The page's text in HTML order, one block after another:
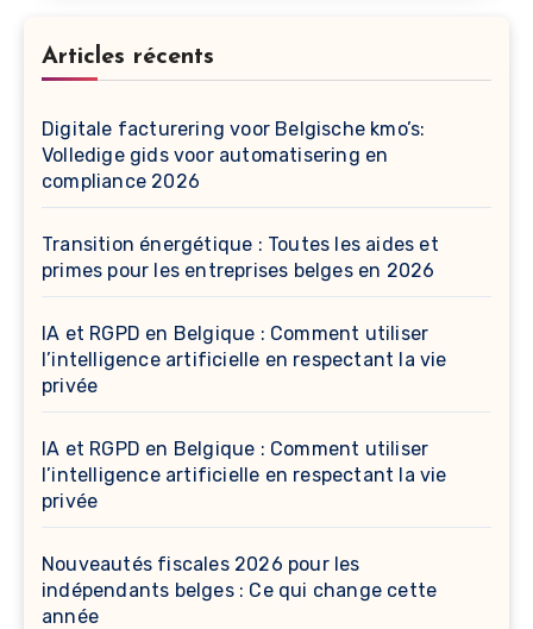
Articles récents
Digitale facturering voor Belgische kmo’s:
Volledige gids voor automatisering en
compliance 2026
Transition énergétique : Toutes les aides et
primes pour les entreprises belges en 2026
IA et RGPD en Belgique : Comment utiliser
l’intelligence artificielle en respectant la vie
privée
IA et RGPD en Belgique : Comment utiliser
l’intelligence artificielle en respectant la vie
privée
Nouveautés fiscales 2026 pour les
indépendants belges : Ce qui change cette
année